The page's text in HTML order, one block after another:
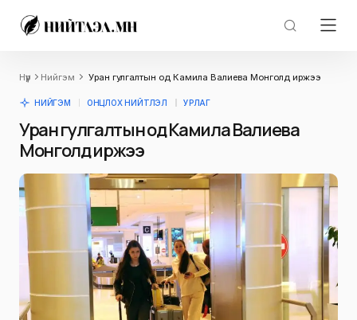
Нүүр Нийгэм Уран гулгалтын од Камила Валиева Монголд иржээ
НИЙГЭМ ОНЦЛОХ НИЙТЛЭЛ УРЛАГ
Уран гулгалтын од Камила Валиева
Монголд иржээ